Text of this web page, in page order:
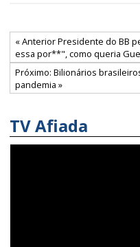
« Anterior Presidente do BB
essa por**", como queria
Próximo: Bilionários
pandemia »
TV Afiada